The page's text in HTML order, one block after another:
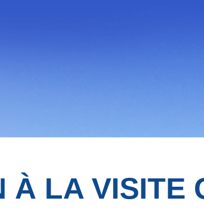
À LA VISITE